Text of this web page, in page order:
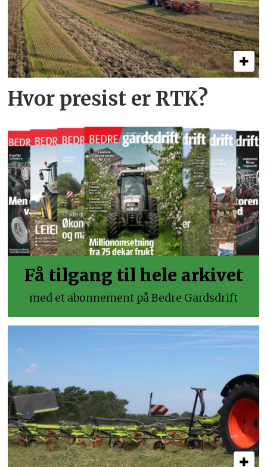
Hvor presist er RTK?
Få tilgang til hele arkivet
med et abonnement på Bedre Gardsdrift